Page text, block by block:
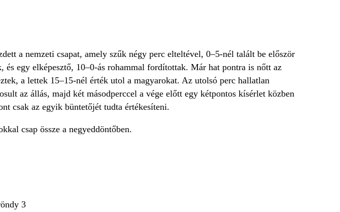
a nemzeti csapat, amely szűk négy perc elteltével, 0–5-nél talált be először
és egy elképesztő, 10–0-ás rohammal fordítottak. Már hat pontra is nőtt az
a lettek 15–15-nél érték utol a magyarokat. Az utolsó perc hallatlan
az állás, majd két másodperccel a vége előtt egy kétpontos kísérlet közben
csak az egyik büntetőjét tudta értékesíteni.
csap össze a negyeddöntőben.
3